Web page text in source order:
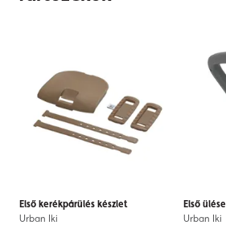
Első kerékpárülés készlet
Urban Iki
Első
Urban Iki